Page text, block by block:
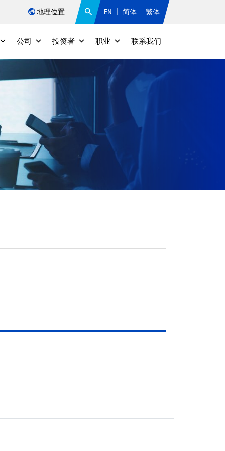
地理位置 EN 简体 繁体
公司 投资者 职业 联系我们